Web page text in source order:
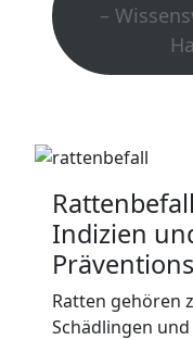
–
Indizien
Ratten gehören
Schädlingen